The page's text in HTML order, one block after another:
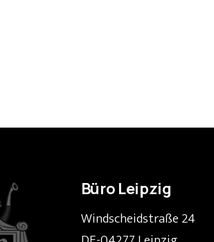
Büro Leipzig
Windscheidstraße 24